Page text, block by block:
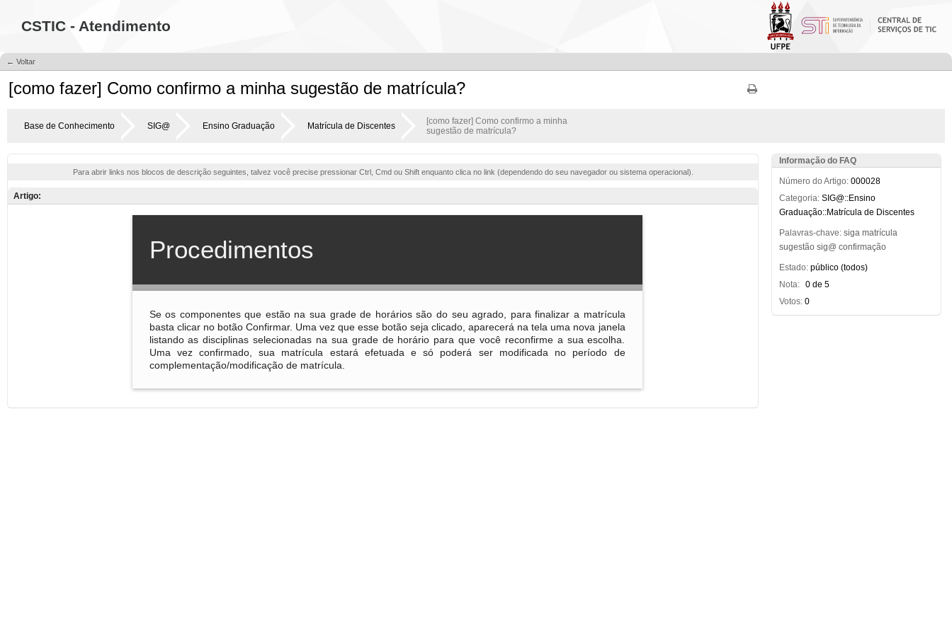
CSTIC - Atendimento
← Voltar
[como fazer] Como confirmo a minha sugestão de matrícula?
Base de Conhecimento SIG@ Ensino Graduação Matrícula de Discentes
[como fazer] Como confirmo a minha
sugestão de matrícula?
Para abrir links nos blocos de descrição seguintes, talvez você precise pressionar Ctrl, Cmd ou Shift enquanto clica no link (dependendo do seu navegador ou sistema operacional).
Artigo:
Informação do FAQ
Número do Artigo: 000028
Categoria: SIG@::Ensino
Graduação::Matrícula de Discentes
Palavras-chave: siga matrícula
sugestão sig@ confirmação
Estado: público (todos)
Nota: 0 de 5
Votos: 0